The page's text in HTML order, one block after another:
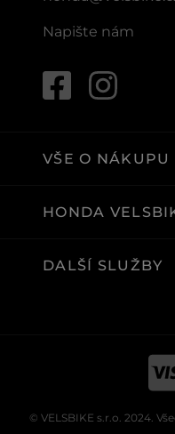
Napište nám
VŠE O NÁKUPU
HONDA
DALŠÍ SLUŽBY
© VELSBIKE s.r.o. 2024.